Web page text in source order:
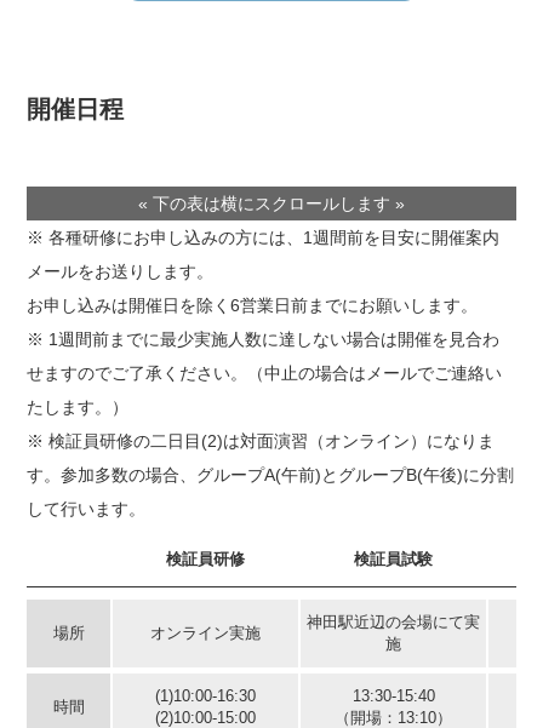
開催日程
« 下の表は横にスクロールします »
※ 各種研修にお申し込みの方には、1週間前を目安に開催案内
メールをお送りします。
お申し込みは開催日を除く6営業日前までにお願いします。
※ 1週間前までに最少実施人数に達しない場合は開催を見合わ
せますのでご了承ください。（中止の場合はメールでご連絡い
たします。）
※ 検証員研修の二日目(2)は対面演習（オンライン）になりま
す。参加多数の場合、グループA(午前)とグループB(午後)に分割
して行います。
検証員研修 検証員試験
場所 オンライン実施
神田駅近辺の会場にて実
施
時間
(1)10:00-16:30
(2)10:00-15:00
13:30-15:40
（開場：13:10）